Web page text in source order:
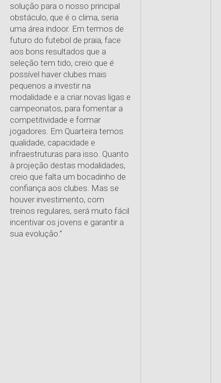
solução para o nosso principal
obstáculo, que é o clima, seria
uma área indoor. Em termos de
futuro do futebol de praia, face
aos bons resultados que a
seleção tem tido, creio que é
possível haver clubes mais
pequenos a investir na
modalidade e a criar novas ligas e
campeonatos, para fomentar a
competitividade e formar
jogadores. Em Quarteira temos
qualidade, capacidade e
infraestruturas para isso. Quanto
à projeção destas modalidades,
creio que falta um bocadinho de
confiança aos clubes. Mas se
houver investimento, com
treinos regulares, será muito fácil
incentivar os jovens e garantir a
sua evolução.”